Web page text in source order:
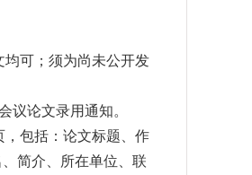
可；须为尚未公开发
议论文录用通知。
包括：论文标题、作
简介、所在单位、联